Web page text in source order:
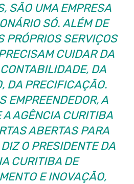
SÃO UMA EMPRESA
SÓ. ALÉM DE
PRÓPRIOS SERVIÇOS
CUIDAR DA
DA
DA PRECIFICAÇÃO.
EMPREENDEDOR, A
A AGÊNCIA CURITIBA
ABERTAS PARA
O PRESIDENTE DA
CURITIBA DE
E INOVAÇÃO,